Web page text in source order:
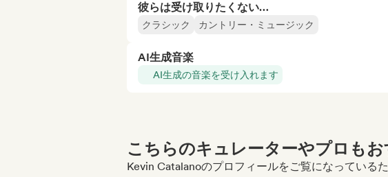
彼らは受け取りたくない…
クラシック カントリー・ミュージック
AI生成音楽
AI生成の音楽を受け入れます
こちらのキュレーターやプロもお
Kevin Catalanoのプロフィールをご覧になっている